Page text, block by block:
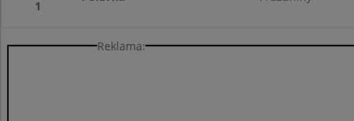
1
Reklama: